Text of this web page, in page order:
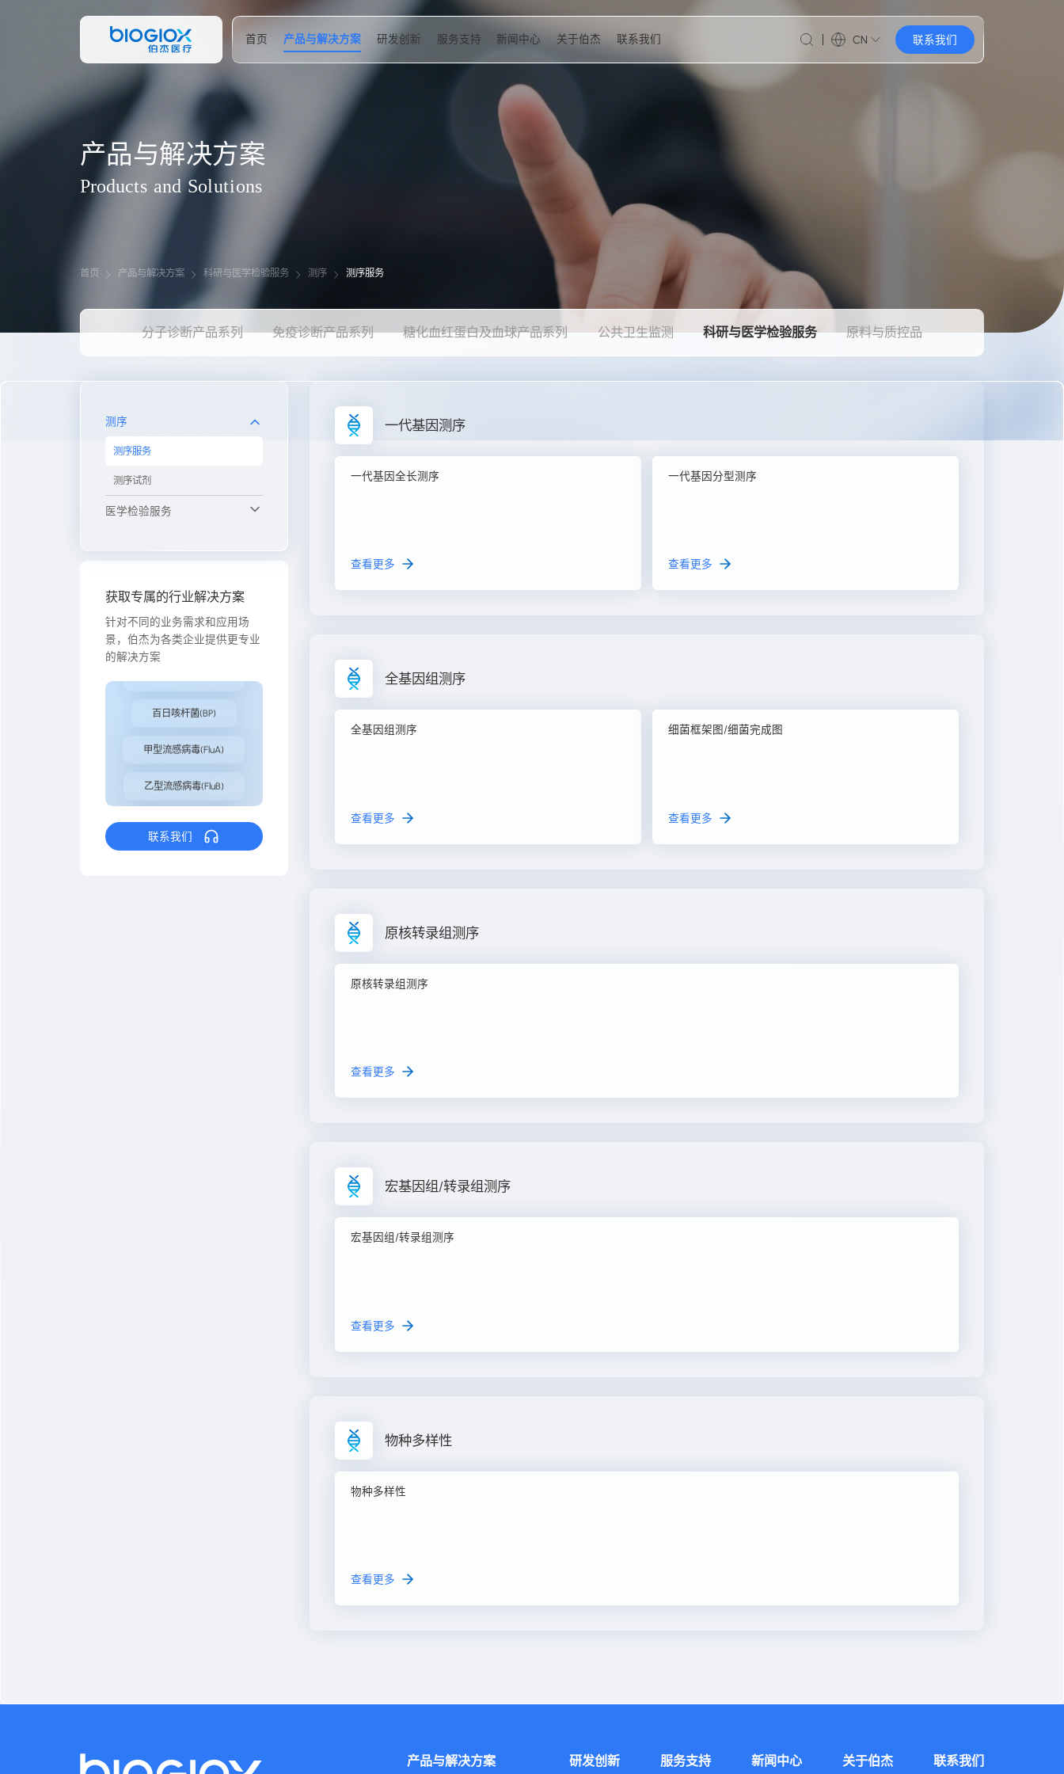
首页 产品与解决方案 研发创新 服务支持 新闻中心 关于伯杰 联系我们 CN 联系我们
产品与解决方案
Products and Solutions
首页 产品与解决方案 科研与医学检验服务 测序 测序服务
分子诊断产品系列 免疫诊断产品系列 糖化血红蛋白及血球产品系列 公共卫生监测 科研与医学检验服务 原料与质控品
测序
测序服务
测序试剂
医学检验服务
获取专属的行业解决方案
针对不同的业务需求和应用场
景，伯杰为各类企业提供更专业
的解决方案
甲型流感病毒(FluA)
乙型流感病毒(FluB)
百日咳杆菌(BP)
甲型流感病毒(FluA)
联系我们
一代基因测序
一代基因全长测序
查看更多
一代基因分型测序
查看更多
全基因组测序
全基因组测序
查看更多
细菌框架图/细菌完成图
查看更多
原核转录组测序
原核转录组测序
查看更多
宏基因组/转录组测序
宏基因组/转录组测序
查看更多
物种多样性
物种多样性
查看更多
产品与解决方案 研发创新 服务支持 新闻中心 关于伯杰 联系我们